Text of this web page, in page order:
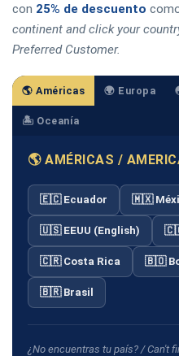
con 25% de descuento
continent and click your
Preferred Customer.
🌎 Américas 🌍 Europa
🏝️ Oceanía
🌎 AMÉRICAS /
🇪🇨 Ecuador 🇲🇽
🇺🇸 EEUU (English)
🇨🇷 Costa Rica 🇧🇴
🇧🇷 Brasil
¿No encuentras tu país? / Can't